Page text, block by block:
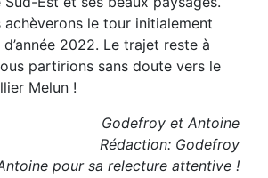
achèverons le tour initialement
2022. Le trajet reste à
partirions sans doute vers le
Melun !
Godefroy et Antoine
Rédaction: Godefroy
pour sa relecture attentive !